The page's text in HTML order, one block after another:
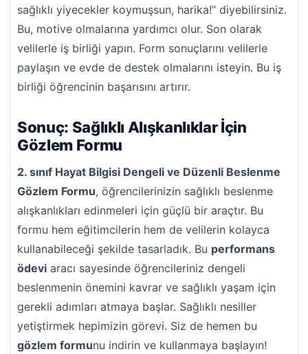
sağlıklı yiyecekler koymuşsun, harika!” diyebilirsiniz.
Bu, motive olmalarına yardımcı olur. Son olarak
velilerle iş birliği yapın. Form sonuçlarını velilerle
paylaşın ve evde de destek olmalarını isteyin. Bu iş
birliği öğrencinin başarısını artırır.
Sonuç: Sağlıklı Alışkanlıklar İçin
Gözlem Formu
2. sınıf Hayat Bilgisi Dengeli ve Düzenli Beslenme
Gözlem Formu, öğrencilerinizin sağlıklı beslenme
alışkanlıkları edinmeleri için güçlü bir araçtır. Bu
formu hem eğitimcilerin hem de velilerin kolayca
kullanabileceği şekilde tasarladık. Bu performans
ödevi aracı sayesinde öğrencileriniz dengeli
beslenmenin önemini kavrar ve sağlıklı yaşam için
gerekli adımları atmaya başlar. Sağlıklı nesiller
yetiştirmek hepimizin görevi. Siz de hemen bu
gözlem formunu indirin ve kullanmaya başlayın!